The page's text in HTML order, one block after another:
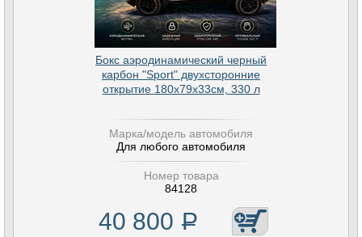
Бокс аэродинамический черный
карбон "Sport" двухсторонние
открытие 180х79х33см, 330 л
Марка/модель автомобиля
Для любого автомобиля
Номер товара
84128
40 800 Р